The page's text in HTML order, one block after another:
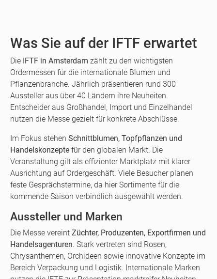
Was Sie auf der IFTF erwartet
Die IFTF in Amsterdam zählt zu den wichtigsten
Ordermessen für die internationale Blumen und
Pflanzenbranche. Jährlich präsentieren rund 300
Aussteller aus über 40 Ländern ihre Neuheiten.
Entscheider aus Großhandel, Import und Einzelhandel
nutzen die Messe gezielt für konkrete Abschlüsse.
Im Fokus stehen Schnittblumen, Topfpflanzen und
Handelskonzepte für den globalen Markt. Die
Veranstaltung gilt als effizienter Marktplatz mit klarer
Ausrichtung auf Ordergeschäft. Viele Besucher planen
feste Gesprächstermine, da hier Sortimente für die
kommende Saison verbindlich ausgewählt werden.
Aussteller und Marken
Die Messe vereint Züchter, Produzenten, Exportfirmen und
Handelsagenturen. Stark vertreten sind Rosen,
Chrysanthemen, Orchideen sowie innovative Konzepte im
Bereich Verpackung und Logistik. Internationale Marken